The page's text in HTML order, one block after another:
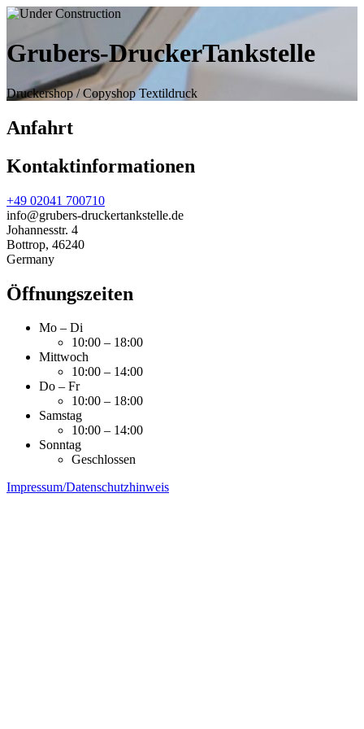
Grubers-DruckerTankstelle
Druckershop / Copyshop Textildruck
Anfahrt
Kontaktinformationen
+49 02041 700710
info@grubers-druckertankstelle.de
Johannesstr. 4
Bottrop, 46240
Germany
Öffnungszeiten
Mo – Di
10:00 – 18:00
Mittwoch
10:00 – 14:00
Do – Fr
10:00 – 18:00
Samstag
10:00 – 14:00
Sonntag
Geschlossen
Impressum/Datenschutzhinweis